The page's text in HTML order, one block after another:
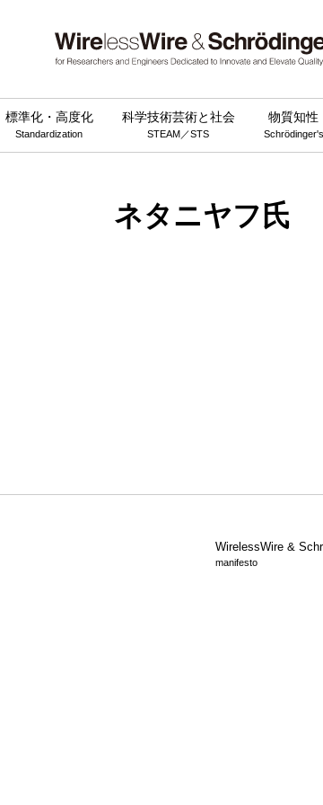
標準化・高度化
Standardization
科学技術芸術と社会
STEAM／STS
物質知性
Schrödinger's
ネタニヤフ氏
WirelessWire &
manifesto